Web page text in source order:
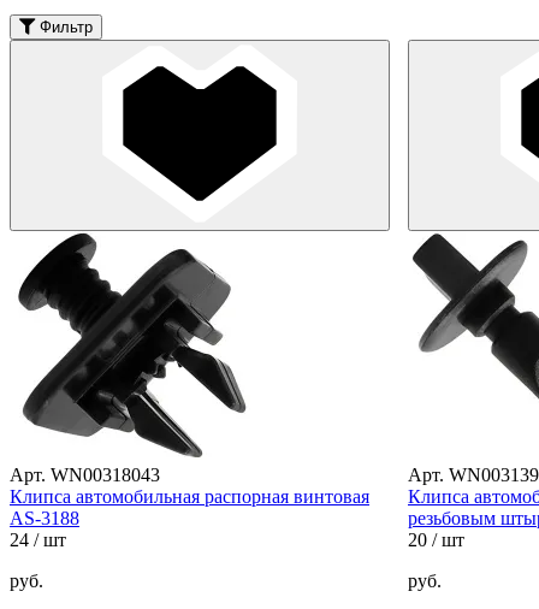
Фильтр
Арт. WN00318043
Клипса автомобильная распорная винтовая
AS-3188
24 / шт
руб.
Арт.
Клипса
резьбовым
20 / шт
руб.